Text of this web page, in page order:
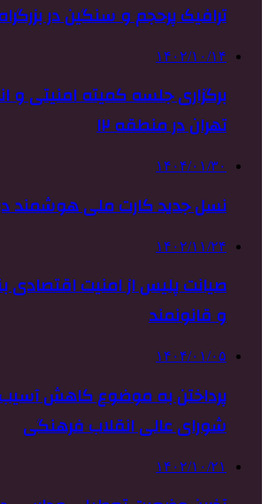
ترافیک پرحجم و سنگین در
۱۴۰۲/۱۰/۱۴
برگزاری جلسه کمیته امنیتی و
تهران در منطقه ۱۲
۱۴۰۴/۰۱/۳۰
نسل جدید کارت ملی هوشمند
۱۴۰۲/۱۱/۲۴
صیانت پلیس از امنیت اقتصادی
و قانونمند
۱۴۰۴/۰۱/۰۵
پرداختن به موضوع کاهش
شورای عالی انقلاب فرهنگی
۱۴۰۲/۱۰/۲۱